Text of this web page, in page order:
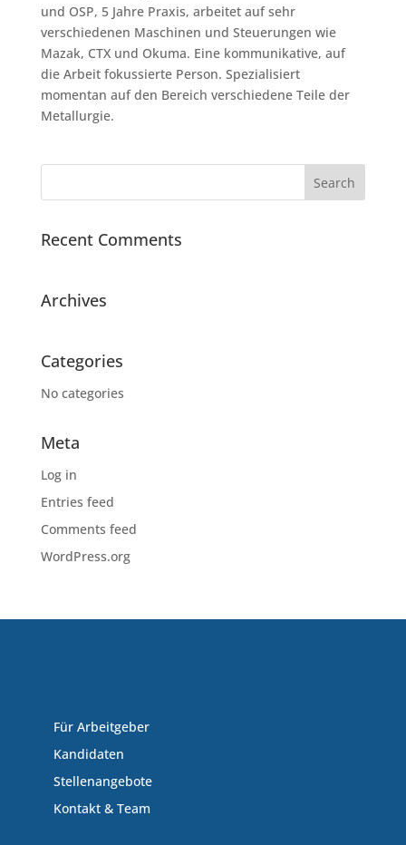
und OSP, 5 Jahre Praxis, arbeitet auf sehr
verschiedenen Maschinen und Steuerungen wie
Mazak, CTX und Okuma. Eine kommunikative, auf
die Arbeit fokussierte Person. Spezialisiert
momentan auf den Bereich verschiedene Teile der
Metallurgie.
Recent Comments
Archives
Categories
No categories
Meta
Log in
Entries feed
Comments feed
WordPress.org
Für Arbeitgeber
Kandidaten
Stellenangebote
Kontakt & Team